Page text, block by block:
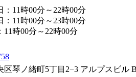
：11時00分～22時00分
：11時00分～23時00分
11時00分～22時00分
区琴ノ緒町5丁目2−3 アルプスビル